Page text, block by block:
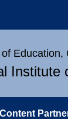
Education,
Institute
Content